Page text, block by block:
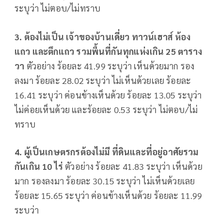
ระบุว่า ไม่ตอบ/ไม่ทราบ
3. ต้องไม่เป็น เจ้าของบ้านเดี่ยว ทาวน์เฮาส์ ห้อง
แถว และตึกแถว รวมพื้นที่กันทุกแห่งเกิน 25 ตาราง
วา ตัวอย่าง ร้อยละ 41.99 ระบุว่า เห็นด้วยมาก รอง
ลงมา ร้อยละ 28.02 ระบุว่า ไม่เห็นด้วยเลย ร้อยละ
16.41 ระบุว่า ค่อนข้างเห็นด้วย ร้อยละ 13.05 ระบุว่า
ไม่ค่อยเห็นด้วย และร้อยละ 0.53 ระบุว่า ไม่ตอบ/ไม่
ทราบ
4. ผู้เป็นเกษตรกรต้องไม่มี ที่ดินและที่อยู่อาศัยรวม
กันเกิน 10 ไร่ ตัวอย่าง ร้อยละ 41.83 ระบุว่า เห็นด้วย
มาก รองลงมา ร้อยละ 30.15 ระบุว่า ไม่เห็นด้วยเลย
ร้อยละ 15.65 ระบุว่า ค่อนข้างเห็นด้วย ร้อยละ 11.99
ระบุว่า